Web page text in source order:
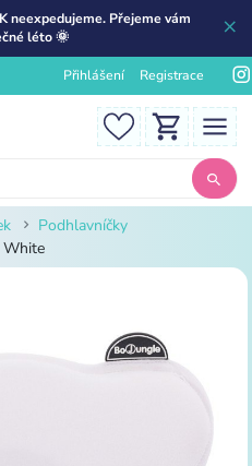
neexpedujeme. Přejeme vám
léto 🌞
Přihlášení Registrace
Podhlavníčky
White